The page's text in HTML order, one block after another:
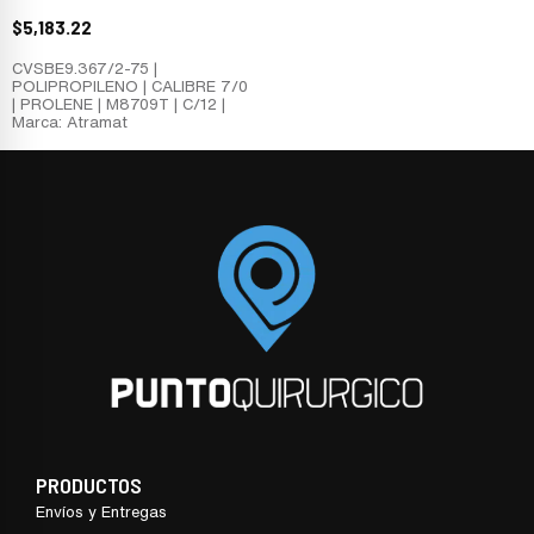
$5,183.22
CVSBE9.367/2-75 |
POLIPROPILENO | CALIBRE 7/0
| PROLENE | M8709T | C/12 |
Marca: Atramat
PRODUCTOS
Envíos y Entregas